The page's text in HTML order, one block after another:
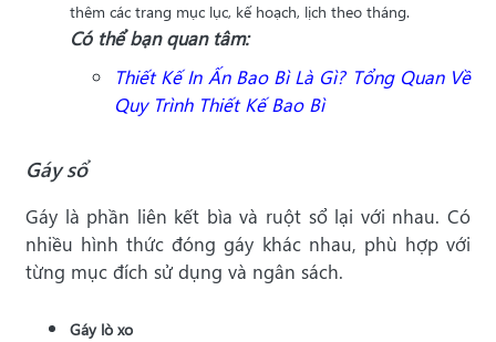
thêm các trang mục lục, kế hoạch, lịch theo tháng.
Có thể bạn quan tâm:
Thiết Kế In Ấn Bao Bì Là Gì? Tổng Quan Về
Quy Trình Thiết Kế Bao Bì
Gáy sổ
Gáy là phần liên kết bìa và ruột sổ lại với nhau. Có
nhiều hình thức đóng gáy khác nhau, phù hợp với
từng mục đích sử dụng và ngân sách.
Gáy lò xo